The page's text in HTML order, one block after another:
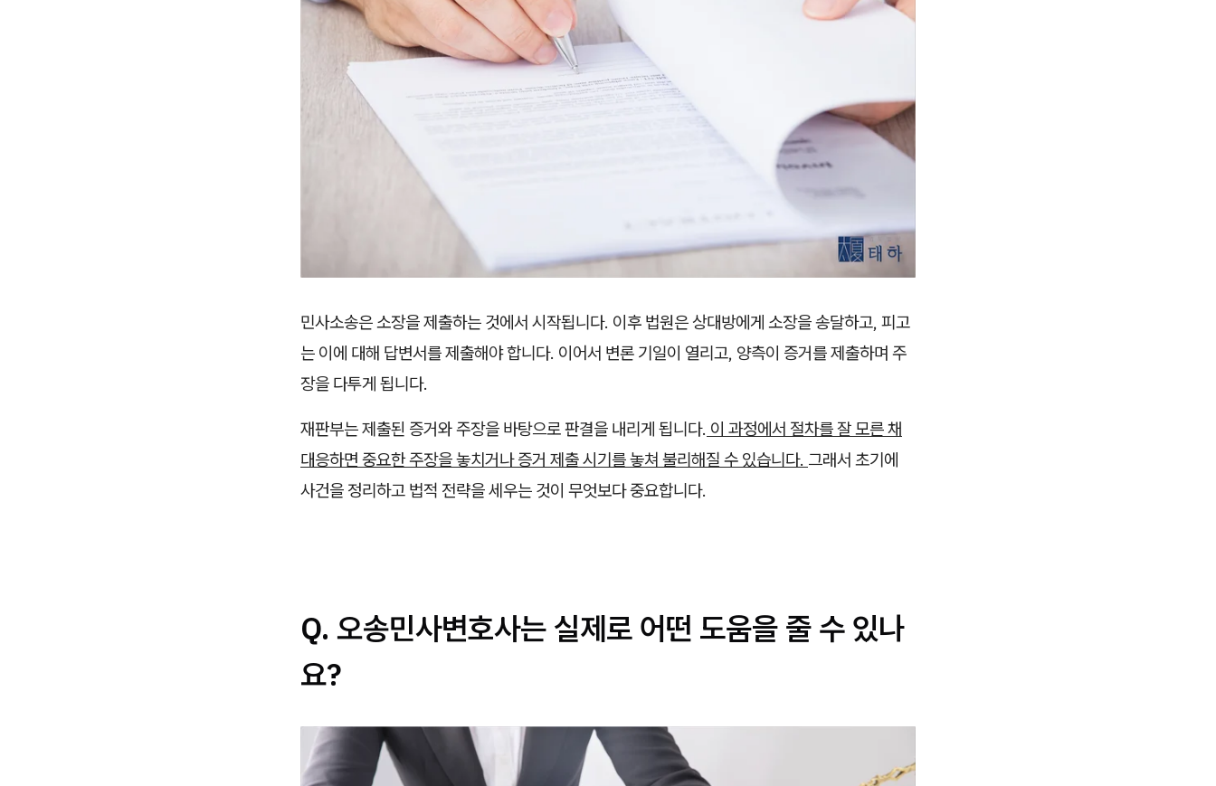
민사소송은 소장을 제출하는 것에서 시작됩니다. 이후 법원은 상대방에게 소장을 송달하고, 피고
는 이에 대해 답변서를 제출해야 합니다. 이어서 변론 기일이 열리고, 양측이 증거를 제출하며 주
장을 다투게 됩니다.
재판부는 제출된 증거와 주장을 바탕으로 판결을 내리게 됩니다. 이 과정에서 절차를 잘 모른 채
대응하면 중요한 주장을 놓치거나 증거 제출 시기를 놓쳐 불리해질 수 있습니다. 그래서 초기에
사건을 정리하고 법적 전략을 세우는 것이 무엇보다 중요합니다.
Q. 오송민사변호사는 실제로 어떤 도움을 줄 수 있나
요?